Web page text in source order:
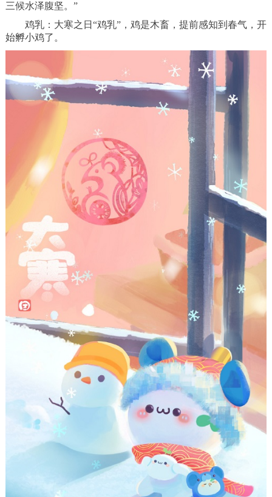
三候水泽腹坚。”
鸡乳：大寒之日“鸡乳”，鸡是木畜，提前感知到春气，开
始孵小鸡了。